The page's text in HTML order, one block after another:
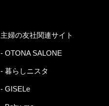
主婦の友社関連サイト
- OTONA SALONE
- 暮らしニスタ
- GISELe